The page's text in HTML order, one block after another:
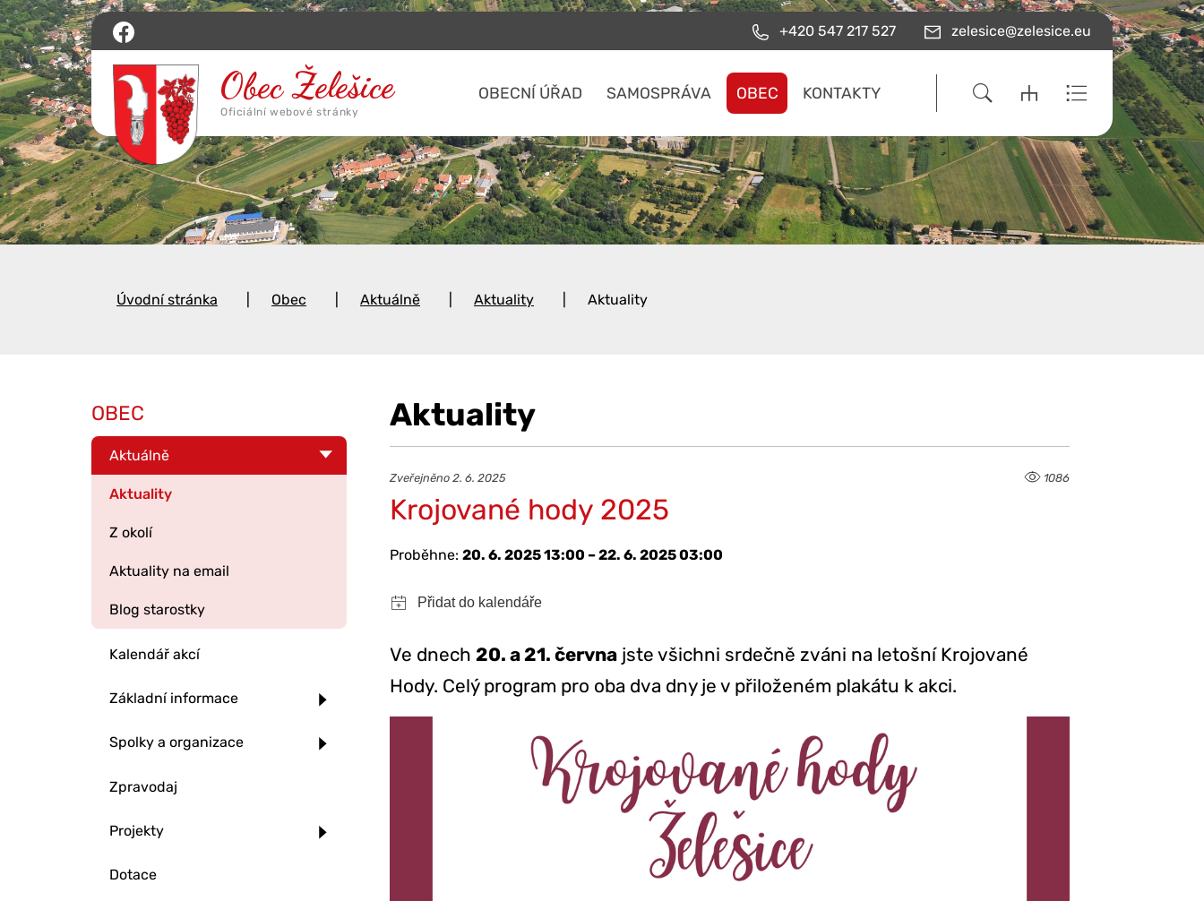
+420 547 217 527 zelesice@zelesice.eu
OBECNÍ ÚŘAD SAMOSPRÁVA OBEC KONTAKTY
Úvodní stránka Obec Aktuálně Aktuality Aktuality
Aktuality
Zveřejněno 2. 6. 2025 1086
Krojované hody 2025
Proběhne: 20. 6. 2025 13:00 – 22. 6. 2025 03:00
Ve dnech 20. a 21. června jste všichni srdečně zváni na letošní Krojované
Hody. Celý program pro oba dva dny je v přiloženém plakátu k akci.
OBEC
Aktuálně
Aktuality
Z okolí
Aktuality na email
Blog starostky
Kalendář akcí
Základní informace
Spolky a organizace
Zpravodaj
Projekty
Dotace